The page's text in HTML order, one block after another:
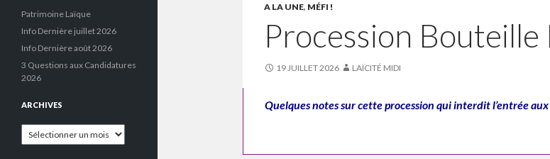
A LA UNE, MÉFI !
Procession
19 JUILLET 2026 LAÏCITÉ MIDI
Quelques notes sur cette procession qui interdit l’entrée
Patrimoine Laïque
Info Dernière juillet 2026
Info Dernière août 2026
3 Questions aux Candidatures
2026
ARCHIVES
Archives